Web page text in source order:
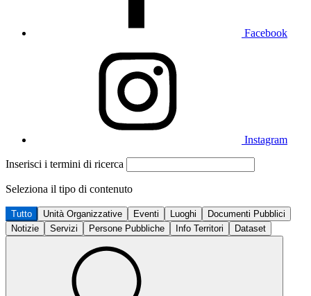
Facebook
Instagram
Inserisci i termini di ricerca
Seleziona il tipo di contenuto
Tutto Unità Organizzative Eventi Luoghi
Documenti Pubblici
Notizie
Servizi Persone Pubbliche Info Territori Dataset